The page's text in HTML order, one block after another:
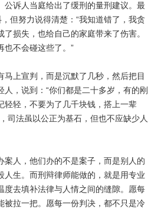
公诉人当庭给出了缓刑的量刑建议。最
但努力说得清楚：“我知道错了，我贪
损失，也给自己的家庭带来了伤害。
也不会碰这些了。”
上宣判，而是沉默了几秒，然后把目
，说到：“你们都是二十多岁，有的刚
轻轻，不要为了几千块钱，搭上一辈
司法虽以公正为基石，但也不应缺少人
人，他们办的不是案子，而是别人的
人生。而刑辩律师能做的，就是用专业
度去填补法律与人情之间的缝隙。愿每
被拉一把。愿每一份判决，都不只是冷